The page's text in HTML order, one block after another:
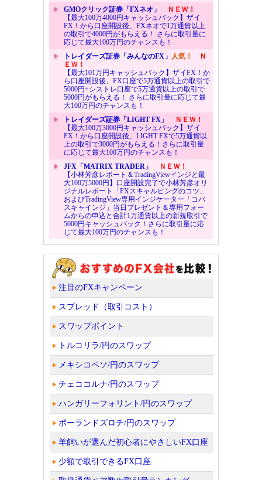
GMOクリック証券「FXネオ」
ＮＥＷ！
【最大100万4000円キャッシュバック】ザイ
FX！から口座開設後、FXネオで1万通貨以上
の取引で4000円がもらえる！ さらに取引量に
応じて最大100万円のチャンスも！
トレイダーズ証券「みんなのFX」 人気！
Ｎ
ＥＷ！
【最大101万円キャッシュバック】ザイFX！か
ら口座開設後、FX口座で5万通貨以上の取引で
5000円+シストレ口座で5万通貨以上の取引で
5000円がもらえる！ さらに取引量に応じて最
大100万円のチャンスも！
トレイダーズ証券「LIGHT FX」
ＮＥＷ！
【最大100万3000円キャッシュバック】ザイ
FX！から口座開設後、LIGHT FXで5万通貨以
上の取引で3000円がもらえる！さらに取引量
に応じて最大100万円のチャンスも！
JFX「MATRIX TRADER」
ＮＥＷ！
【小林芳彦レポート＆TradingViewインジと最
大100万5000円】口座開設完了で小林芳彦オリ
ジナルレポート「FXスキャルピングのコツ」
およびTradingView専用インジケーター「コバ
スキャインジ」当日プレゼント＆専用フォー
ムからの申込と合計1万通貨以上の新規取引で
5000円キャッシュバック！さらに取引量に応
じて最大100万円のチャンスも！
注目のFXキャンペーン
スプレッド（取引コスト）
スワップポイント
トルコリラ/円のスワップ
メキシコペソ/円のスワップ
チェココルナ/円のスワップ
ハンガリーフォリント/円のスワップ
ポーランドズロチ/円のスワップ
羊飼いが選んだ初心者にやさしいFX口座
少額で取引できるFX口座